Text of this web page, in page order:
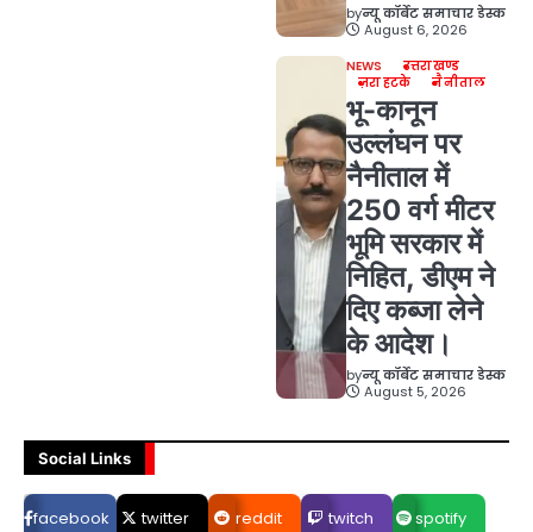
byन्यू कॉर्बेट समाचार डेस्क
August 6, 2026
NEWS
उत्तराखण्ड
ज़रा हटके
नैनीताल
भू-कानून
उल्लंघन पर
नैनीताल में
250 वर्ग मीटर
भूमि सरकार में
निहित, डीएम ने
दिए कब्जा लेने
के आदेश।
byन्यू कॉर्बेट समाचार डेस्क
August 5, 2026
Social Links
facebook twitter reddit twitch spotify